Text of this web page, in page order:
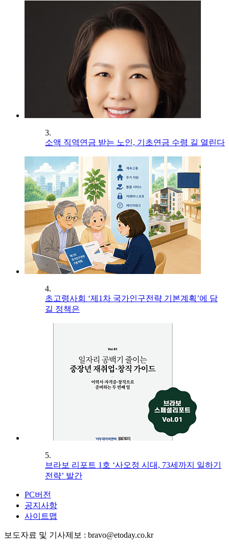
3.
소액 직역연금 받는 노인, 기초연금 수령 길 열린다
4.
초고령사회 ‘제1차 국가인구전략 기본계획’에 담
길 정책은
5.
브라보 리포트 1호 ‘사오정 시대, 73세까지 일하기
전략’ 발간
PC버전
공지사항
사이트맵
보도자료 및 기사제보 : bravo@etoday.co.kr